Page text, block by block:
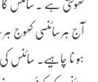
آج ہر سائنسی کھوج
ہو نا چاہیے۔ سائنس